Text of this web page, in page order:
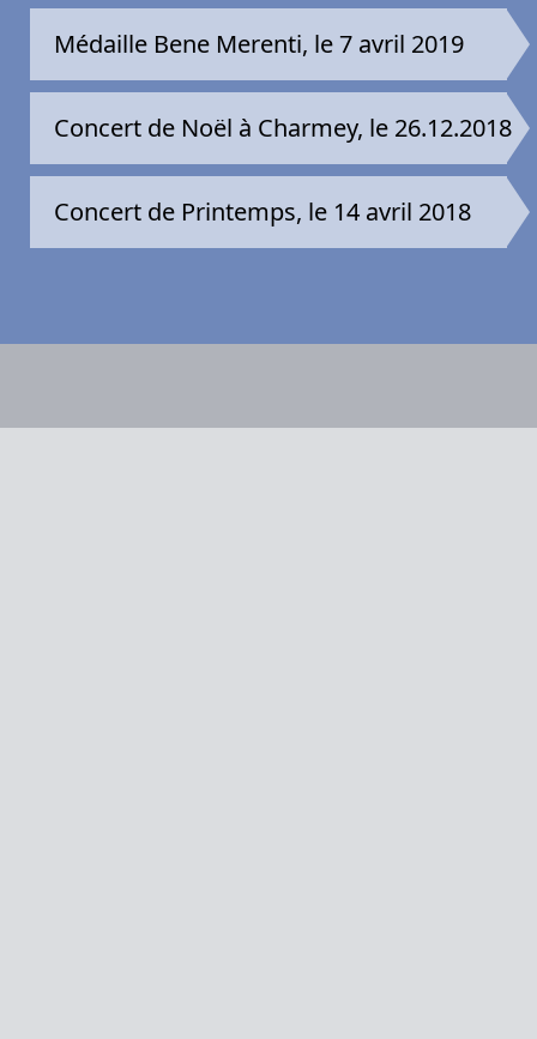
Médaille Bene Merenti, le 7 avril 2019
Concert de Noël à Charmey, le 26.12.2018
Concert de Printemps, le 14 avril 2018